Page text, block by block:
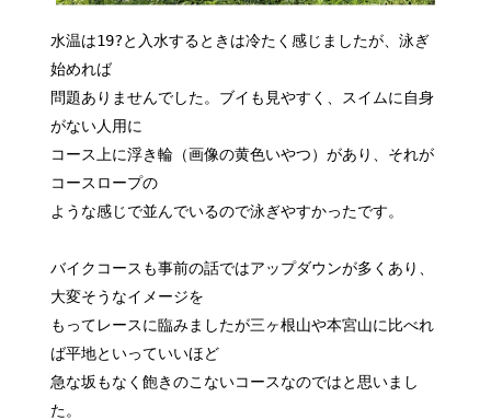
水温は19?と入水するときは冷たく感じましたが、泳ぎ
始めれば
問題ありませんでした。ブイも見やすく、スイムに自身
がない人用に
コース上に浮き輪（画像の黄色いやつ）があり、それが
コースロープの
ような感じで並んでいるので泳ぎやすかったです。
バイクコースも事前の話ではアップダウンが多くあり、
大変そうなイメージを
もってレースに臨みましたが三ヶ根山や本宮山に比べれ
ば平地といっていいほど
急な坂もなく飽きのこないコースなのではと思いまし
た。